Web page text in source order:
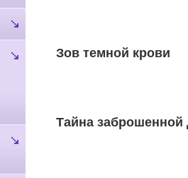
Зов темной крови
Тайна заброшенной